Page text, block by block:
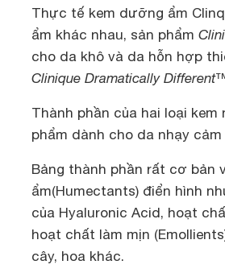
Thực tế kem dưỡng ẩm
ẩm khác nhau, sản phẩm
cho da khô và da hỗn hợp
Clinique Dramatically
Thành phần của hai loại
phẩm dành cho da nhạy
Bảng thành phần rất cơ
ẩm(Humectants) điển hình
của Hyaluronic Acid, hoạt
hoạt chất làm mịn
cây, hoa khác.